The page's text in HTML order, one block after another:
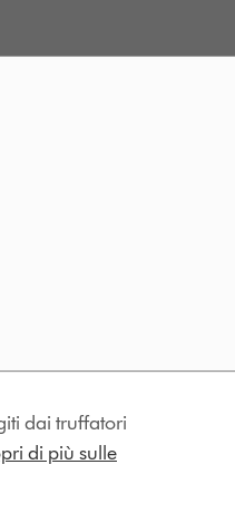
dai truffatori
di più sulle